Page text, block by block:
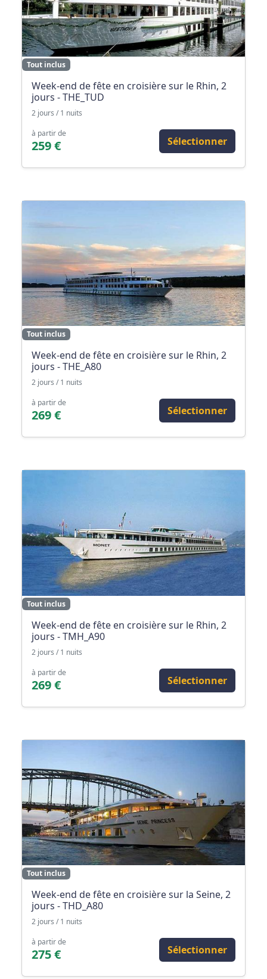
Tout inclus
Week-end de fête en croisière sur le Rhin, 2
jours - THE_TUD
2 jours / 1 nuits
à partir de
259 € Sélectionner
Tout inclus
Week-end de fête en croisière sur le Rhin, 2
jours - THE_A80
2 jours / 1 nuits
à partir de
269 € Sélectionner
Tout inclus
Week-end de fête en croisière sur le Rhin, 2
jours - TMH_A90
2 jours / 1 nuits
à partir de
269 € Sélectionner
Tout inclus
Week-end de fête en croisière sur la Seine, 2
jours - THD_A80
2 jours / 1 nuits
à partir de
275 € Sélectionner